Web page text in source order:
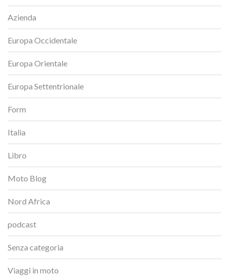
Azienda
Europa Occidentale
Europa Orientale
Europa Settentrionale
Form
Italia
Libro
Moto Blog
Nord Africa
podcast
Senza categoria
Viaggi in moto